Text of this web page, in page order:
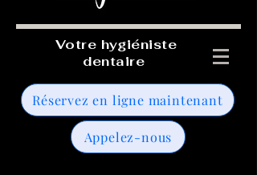
Votre hygiéniste
dentaire
Réservez en ligne maintenant
Appelez-nous